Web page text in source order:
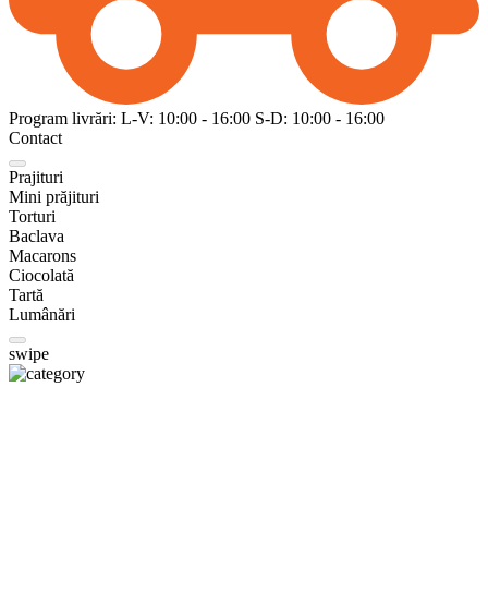
Program livrări: L-V: 10:00 - 16:00 S-D: 10:00 - 16:00
Contact
Prajituri
Mini prăjituri
Torturi
Baclava
Macarons
Ciocolată
Tartă
Lumânări
swipe